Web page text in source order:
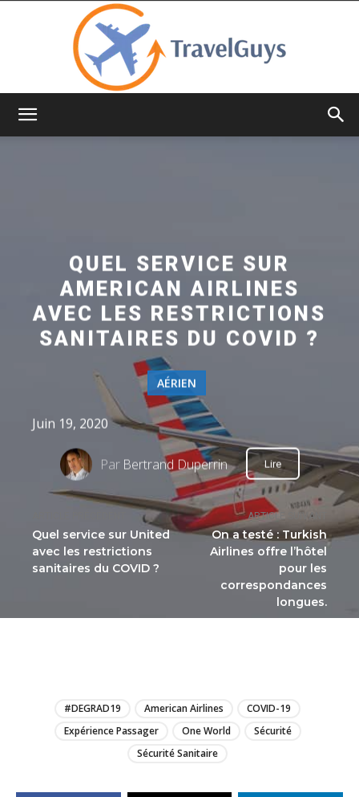
Quel service sur United
avec les restrictions
sanitaires du COVID ?
ARTICLE SUIVANT
On a testé : Turkish
Airlines offre l’hôtel
pour les
correspondances
longues.
QUEL SERVICE SUR
AMERICAN AIRLINES
AVEC LES RESTRICTIONS
SANITAIRES DU COVID ?
AÉRIEN
Juin 19, 2020
Par Bertrand Duperrin Lire
#DEGRAD19 American Airlines
COVID-19
Expérience Passager
One World
Sécurité
Sécurité Sanitaire